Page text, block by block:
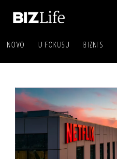
NOVO U FOKUSU BIZNIS